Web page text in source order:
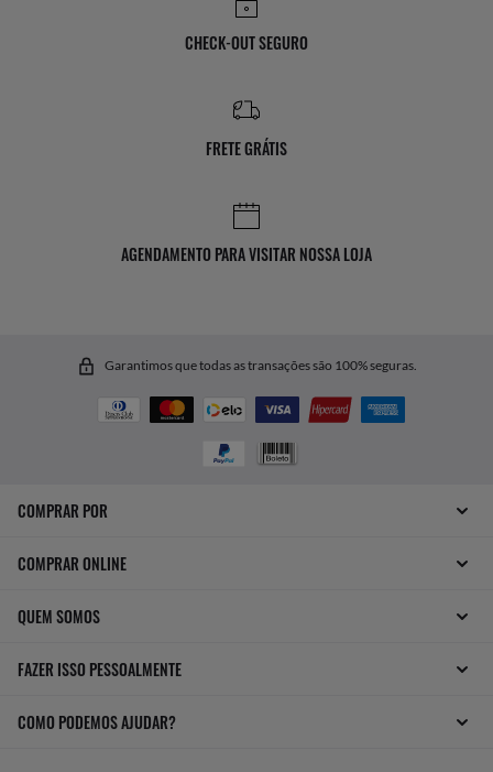
CHECK-OUT SEGURO
FRETE GRÁTIS
AGENDAMENTO PARA VISITAR NOSSA LOJA
Garantimos que todas as transações são 100% seguras.
COMPRAR POR
COMPRAR ONLINE
QUEM SOMOS
FAZER ISSO PESSOALMENTE
COMO PODEMOS AJUDAR?